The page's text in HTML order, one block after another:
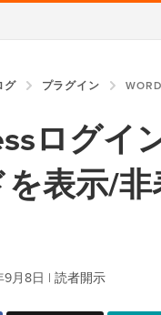
グ プラグイン WORDPRESSログイン画
ログイ
表示/
月8日 | 読者開示